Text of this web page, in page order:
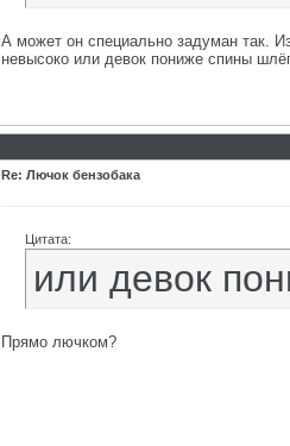
А может он специально задуман так.
невысоко или девок пониже спины
Re: Лючок бензобака
Цитата:
или девок
Прямо лючком?